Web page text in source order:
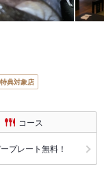
典対象店
コース
プレート無料！